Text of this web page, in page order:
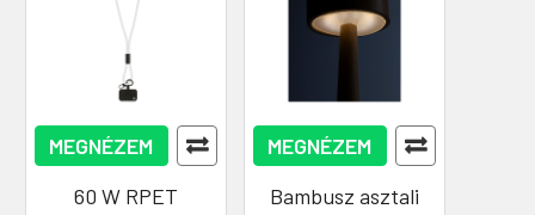
MEGNÉZEM
60 W RPET
MEGNÉZEM
Bambusz asztali